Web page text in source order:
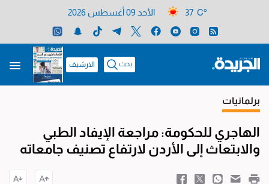
37 C° الأحد 09 أغسطس 2026
بحث الارشيف
برلمانيات
الهاجري للحكومة: مراجعة الإيفاد الطبي
والابتعاث إلى الأردن لارتفاع تصنيف جامعاته